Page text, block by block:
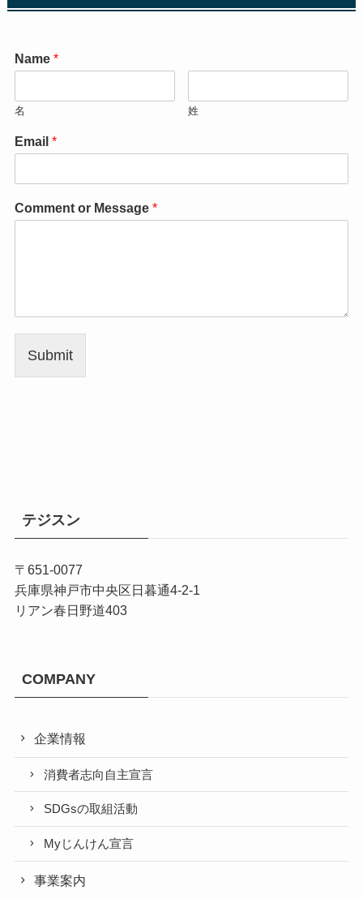
Name *
名 姓
Email *
Comment or Message *
Submit
テジスン
〒651-0077
兵庫県神戸市中央区日暮通4-2-1
リアン春日野道403
COMPANY
企業情報
消費者志向自主宣言
SDGsの取組活動
Myじんけん宣言
事業案内